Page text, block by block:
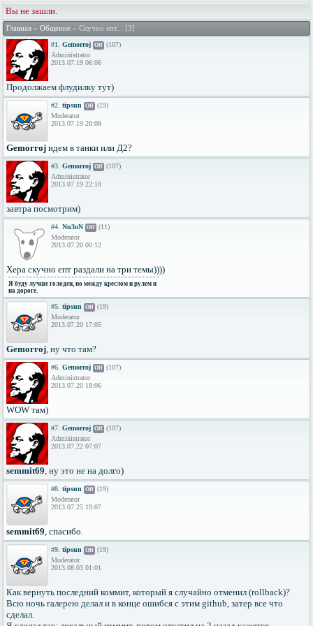
Вы не зашли.
Главная » Общение » Скучно епт... [3]
#1. Gemorroj Off (107)
Administrator
2013.07.19 06:06
Продолжаем флудилку тут)
#2. tipsun Off (19)
Moderator
2013.07.19 20:08
Gemorroj идем в танки или Д2?
#3. Gemorroj Off (107)
Administrator
2013.07.19 22:10
завтра посмотрим)
#4. Nu3oN Off (11)
Moderator
2013.07.20 00:12
Хера скучно епт раздали на три темы))))
Я буду лучше голоден, но между креслом и рулем и
на дороге.
#5. tipsun Off (19)
Moderator
2013.07.20 17:05
Gemorroj, ну что там?
#6. Gemorroj Off (107)
Administrator
2013.07.20 18:06
WOW там)
#7. Gemorroj Off (107)
Administrator
2013.07.22 07:07
semmit69, ну это не на долго)
#8. tipsun Off (19)
Moderator
2013.07.25 19:07
semmit69, спасибо.
#9. tipsun Off (19)
Moderator
2013.08.03 01:01
Как вернуть последний коммит, который я случайно отменил (rollback)?
Всю ночь галерею делал и в конце ошибся с этим github, затер все что
сделал.